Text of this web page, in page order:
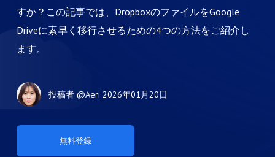
すか？この記事では、DropboxのファイルをGoogle
Driveに素早く移行させるための4つの方法をご紹介し
ます。
投稿者 @Aeri 2026年01月20日